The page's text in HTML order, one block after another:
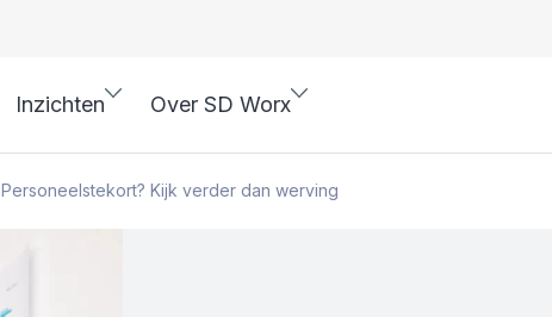
Inzichten Over SD Worx
Personeelstekort? Kijk verder dan werving